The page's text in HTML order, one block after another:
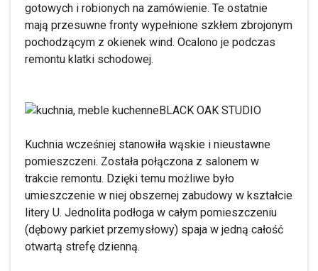
gotowych i robionych na zamówienie. Te ostatnie
mają przesuwne fronty wypełnione szkłem zbrojonym
pochodzącym z okienek wind. Ocalono je podczas
remontu klatki schodowej.
BLACK OAK STUDIO
Kuchnia wcześniej stanowiła wąskie i nieustawne
pomieszczeni. Została połączona z salonem w
trakcie remontu. Dzięki temu możliwe było
umieszczenie w niej obszernej zabudowy w kształcie
litery U. Jednolita podłoga w całym pomieszczeniu
(dębowy parkiet przemysłowy) spaja w jedną całość
otwartą strefę dzienną.